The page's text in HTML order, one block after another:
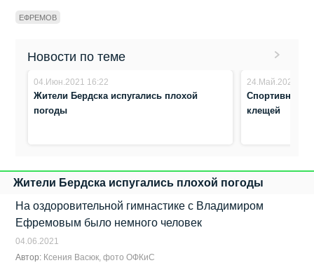
ЕФРЕМОВ
Новости по теме
04.Июн.2021 16:22
Жители Бердска испугались плохой
погоды
24.Май.2021
Спортивные
клещей
Жители Бердска испугались плохой погоды
На оздоровительной гимнастике с Владимиром
Ефремовым было немного человек
04.06.2021
Автор: Ксения Васюк, фото ОФКиС